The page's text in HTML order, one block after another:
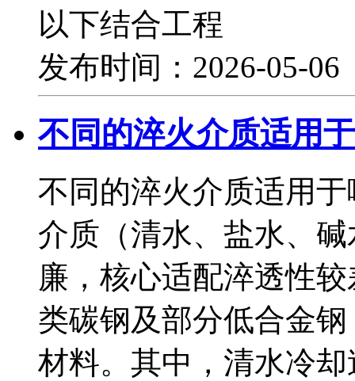
以下结合工程
发布时间：2026-05-
不同的淬火介质适用
不同的淬火介质适用
介质（清水、盐水、
廉，核心适配淬透性
类碳钢及部分低合金
材料。其中，清水冷